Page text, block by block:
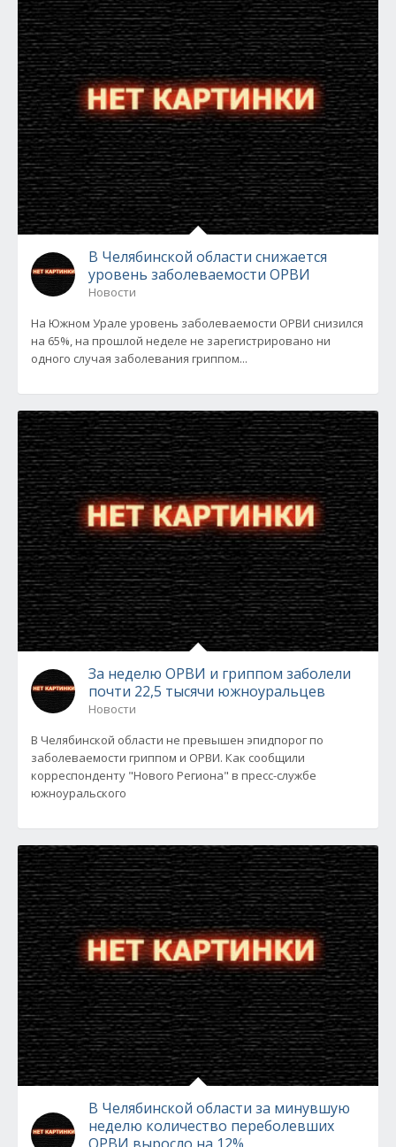
В Челябинской области снижается
уровень заболеваемости ОРВИ
Новости
На Южном Урале уровень заболеваемости ОРВИ снизился
на 65%, на прошлой неделе не зарегистрировано ни
одного случая заболевания гриппом...
За неделю ОРВИ и гриппом заболели
почти 22,5 тысячи южноуральцев
Новости
В Челябинской области не превышен эпидпорог по
заболеваемости гриппом и ОРВИ. Как сообщили
корреспонденту "Нового Региона" в пресс-службе
южноуральского
В Челябинской области за минувшую
неделю количество переболевших